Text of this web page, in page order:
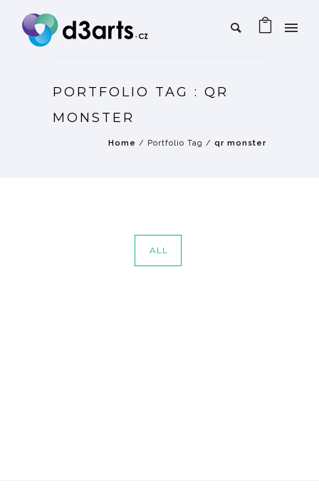
PORTFOLIO TAG : QR
MONSTER
Home / Portfolio Tag / qr monster
ALL